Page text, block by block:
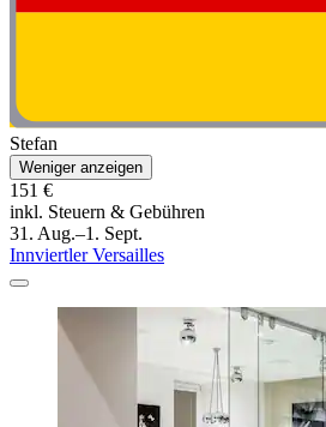
Stefan
Weniger anzeigen
151 €
inkl. Steuern & Gebühren
31. Aug.–1. Sept.
Innviertler Versailles